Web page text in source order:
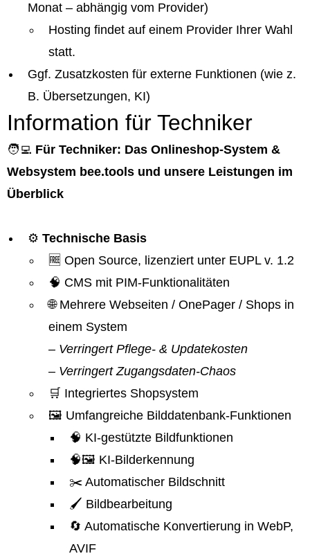
Monat – abhängig vom Provider)
Hosting findet auf einem Provider Ihrer Wahl
statt.
Ggf. Zusatzkosten für externe Funktionen (wie z.
B. Übersetzungen, KI)
Information für Techniker
🧑‍💻 Für Techniker: Das Onlineshop-System &
Websystem bee.tools und unsere Leistungen im
Überblick
⚙️ Technische Basis
🆓 Open Source, lizenziert unter EUPL v. 1.2
🧠 CMS mit PIM-Funktionalitäten
🌐 Mehrere Webseiten / OnePager / Shops in
einem System
– Verringert Pflege- & Updatekosten
– Verringert Zugangsdaten-Chaos
🛒 Integriertes Shopsystem
🖼️ Umfangreiche Bilddatenbank-Funktionen
🧠 KI-gestützte Bildfunktionen
🧠🖼️ KI-Bilderkennung
✂️ Automatischer Bildschnitt
🖌️ Bildbearbeitung
🔄 Automatische Konvertierung in WebP,
AVIF